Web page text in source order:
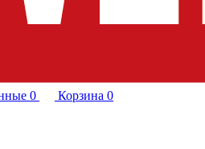
0 Корзина 0